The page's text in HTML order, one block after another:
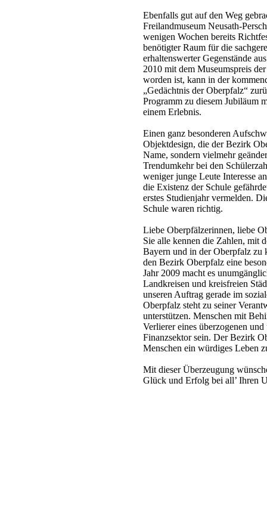
Ebenfalls gut auf den Weg
Freilandmuseum Neusath-
wenigen Wochen bereits
benötigter Raum für die
erhaltenswerter Gegenstände
2010 mit dem Museumspreis
worden ist, kann in der
„Gedächtnis der Oberpfalz“
Programm zu diesem Jubiläum
einem Erlebnis.
Einen ganz besonderen
Objektdesign, die der Bezirk
Name, sondern vielmehr
Trendumkehr bei den
weniger junge Leute Interesse
die Existenz der Schule
erstes Studienjahr vermelden.
Schule waren richtig.
Liebe Oberpfälzerinnen, liebe
Sie alle kennen die Zahlen, mit
Bayern und in der Oberpfalz zu
den Bezirk Oberpfalz eine
Jahr 2009 macht es
Landkreisen und kreisfreien
unseren Auftrag gerade im
Oberpfalz steht zu seiner
unterstützen. Menschen mit
Verlierer eines überzogenen
Finanzsektor sein. Der Bezirk
Menschen ein würdiges Leben
Mit dieser Überzeugung
Glück und Erfolg bei all’ Ihren